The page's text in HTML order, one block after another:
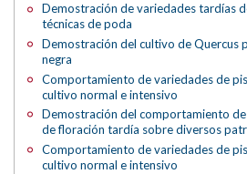
Demostración de variedades tardías
técnicas de poda
Demostración del cultivo de Quercus
negra
Comportamiento de variedades de
cultivo normal e intensivo
Demostración del comportamiento
de floración tardía sobre diversos
Comportamiento de variedades de
cultivo normal e intensivo